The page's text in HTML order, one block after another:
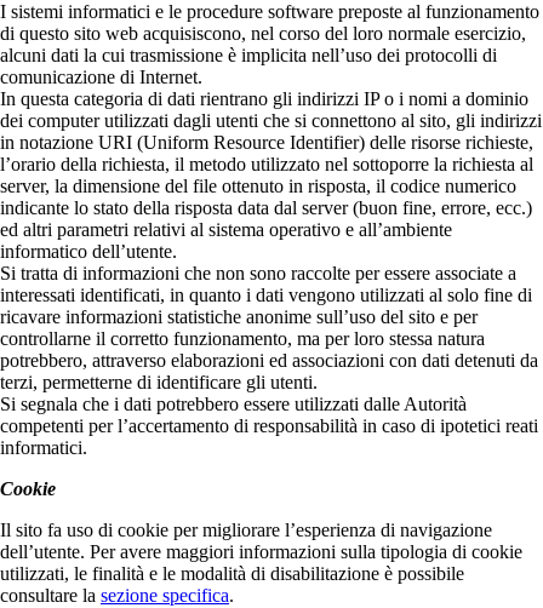
I sistemi informatici e le procedure software preposte al funzionamento
di questo sito web acquisiscono, nel corso del loro normale esercizio,
alcuni dati la cui trasmissione è implicita nell’uso dei protocolli di
comunicazione di Internet.
In questa categoria di dati rientrano gli indirizzi IP o i nomi a dominio
dei computer utilizzati dagli utenti che si connettono al sito, gli indirizzi
in notazione URI (Uniform Resource Identifier) delle risorse richieste,
l’orario della richiesta, il metodo utilizzato nel sottoporre la richiesta al
server, la dimensione del file ottenuto in risposta, il codice numerico
indicante lo stato della risposta data dal server (buon fine, errore, ecc.)
ed altri parametri relativi al sistema operativo e all’ambiente
informatico dell’utente.
Si tratta di informazioni che non sono raccolte per essere associate a
interessati identificati, in quanto i dati vengono utilizzati al solo fine di
ricavare informazioni statistiche anonime sull’uso del sito e per
controllarne il corretto funzionamento, ma per loro stessa natura
potrebbero, attraverso elaborazioni ed associazioni con dati detenuti da
terzi, permetterne di identificare gli utenti.
Si segnala che i dati potrebbero essere utilizzati dalle Autorità
competenti per l’accertamento di responsabilità in caso di ipotetici reati
informatici.
Cookie
Il sito fa uso di cookie per migliorare l’esperienza di navigazione
dell’utente. Per avere maggiori informazioni sulla tipologia di cookie
utilizzati, le finalità e le modalità di disabilitazione è possibile
consultare la sezione specifica.